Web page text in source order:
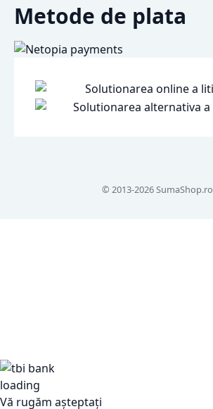
Metode de plata
© 2013-2026 SumaShop.ro
Vă rugăm așteptați